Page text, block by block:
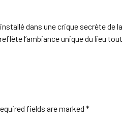
dans une crique secrète
l’ambiance unique du lieu
fields are marked *